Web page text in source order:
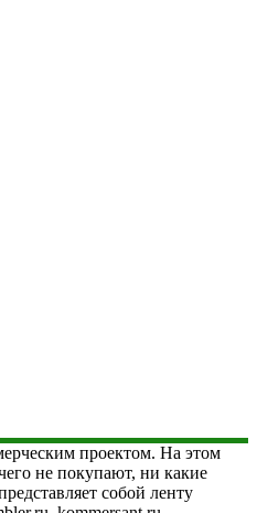
проектом. На этом
не покупают, ни какие
собой ленту